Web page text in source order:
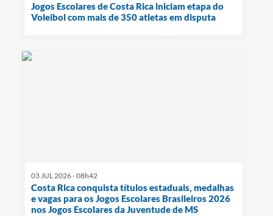
Jogos Escolares de Costa Rica iniciam etapa do
Voleibol com mais de 350 atletas em disputa
03 JUL 2026 - 08h42
Costa Rica conquista títulos estaduais, medalhas
e vagas para os Jogos Escolares Brasileiros 2026
nos Jogos Escolares da Juventude de MS